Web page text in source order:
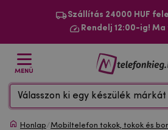
Szállítás 24000 HUF
Rendelj 12:00-ig!
MENÜ
Válasszon ki egy készülék márkát
Honlap/Mobiltelefon tokok, tokok és